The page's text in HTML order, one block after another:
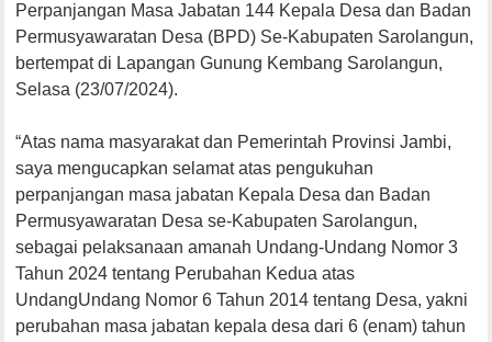
Perpanjangan Masa Jabatan 144 Kepala Desa dan Badan
Permusyawaratan Desa (BPD) Se-Kabupaten Sarolangun,
bertempat di Lapangan Gunung Kembang Sarolangun,
Selasa (23/07/2024).
“Atas nama masyarakat dan Pemerintah Provinsi Jambi,
saya mengucapkan selamat atas pengukuhan
perpanjangan masa jabatan Kepala Desa dan Badan
Permusyawaratan Desa se-Kabupaten Sarolangun,
sebagai pelaksanaan amanah Undang-Undang Nomor 3
Tahun 2024 tentang Perubahan Kedua atas
UndangUndang Nomor 6 Tahun 2014 tentang Desa, yakni
perubahan masa jabatan kepala desa dari 6 (enam) tahun